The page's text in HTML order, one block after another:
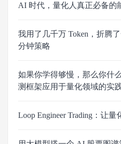
AI 时代，量化人真正必备的
我用了几千万 Token，折腾
分钟策略
如果你学得够慢，那么你什
测框架应用于量化领域的实
Loop Engineer Trading：让